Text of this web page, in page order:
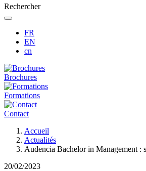
Rechercher
FR
EN
cn
Brochures
Formations
Contact
d'Ariane
Accueil
Actualités
Audencia Bachelor in Management :
20/02/2023